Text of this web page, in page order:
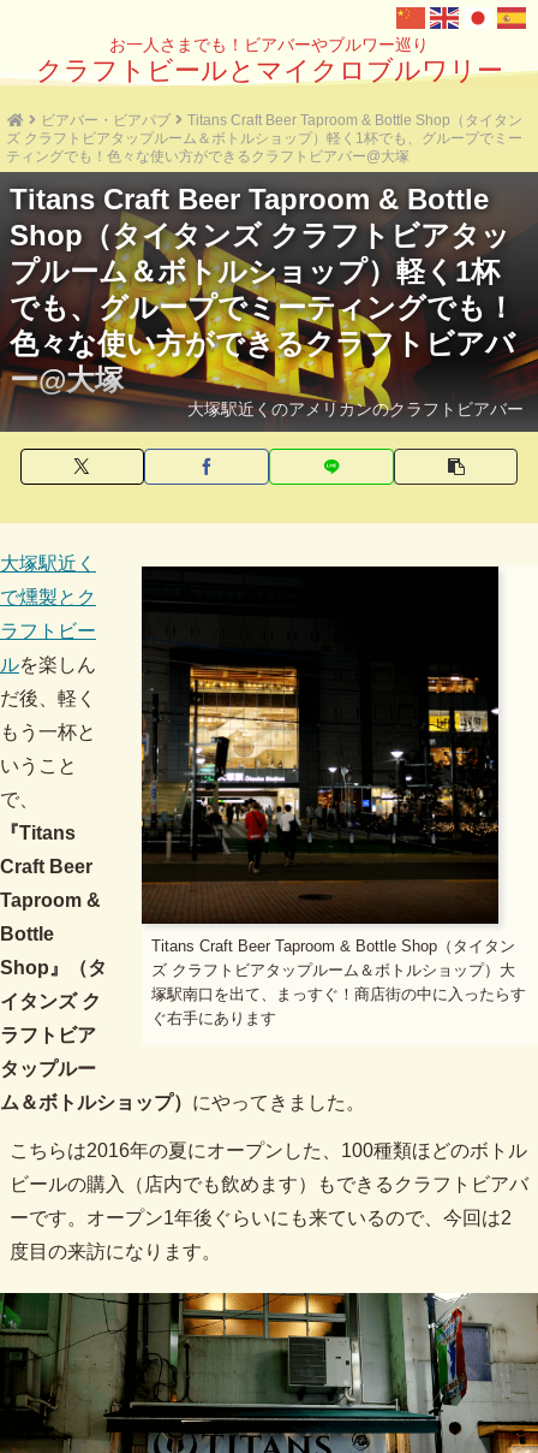
お一人さまでも！ビアバーやブルワー巡り
クラフトビールとマイクロブルワリー
ビアバー・ビアパブ
Titans Craft Beer Taproom & Bottle Shop（タイタン
ズ クラフトビアタップルーム＆ボトルショップ）軽く1杯でも、グループでミー
ティングでも！色々な使い方ができるクラフトビアバー@大塚
Titans Craft Beer Taproom & Bottle
Shop（タイタンズ クラフトビアタッ
プルーム＆ボトルショップ）軽く1杯
でも、グループでミーティングでも！
色々な使い方ができるクラフトビアバ
ー@大塚
大塚駅近くのアメリカンのクラフトビアバー
Titans Craft Beer Taproom & Bottle Shop（タイタン
ズ クラフトビアタップルーム＆ボトルショップ）大
塚駅南口を出て、まっすぐ！商店街の中に入ったらす
ぐ右手にあります
大塚駅近く
で燻製とク
ラフトビー
ルを楽しん
だ後、軽く
もう一杯と
いうこと
で、
『Titans
Craft Beer
Taproom &
Bottle
Shop』（タ
イタンズ ク
ラフトビア
タップルー
ム＆ボトルショップ） にやってきました。
こちらは2016年の夏にオープンした、100種類ほどのボトル
ビールの購入（店内でも飲めます）もできるクラフトビアバ
ーです。オープン1年後ぐらいにも来ているので、今回は2
度目の来訪になります。